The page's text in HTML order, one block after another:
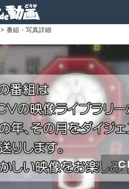
> 番組・写真詳細